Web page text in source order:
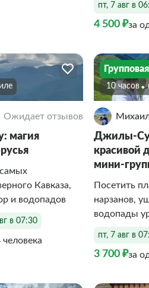
пт, 7 авг в
4 500 ₽за
Ожидает отзывов
магия
Кавказа,
и водопадов
в 07:30
человека
Групповая
10 часов
Джилы-Су:
красивой
мини-
Посетить
нарзанов,
водопады
пт, 7 авг в
3 700 ₽за